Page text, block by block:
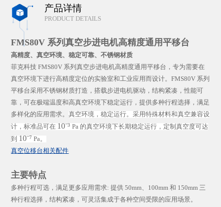
 产品详情
PRODUCT DETAILS
FMS80V 系列真空步进电机高精度通用平移台
高精度、真空环境、稳定可靠、不锈钢材质
菲克科技 FMS80V 系列真空步进电机高精度通用平移台，专为需要在
真空环境下进行高精度定位的实验室和工业应用而设计。FMS80V 系列
平移台采用不锈钢材质打造，搭载步进电机驱动，结构紧凑，性能可
靠，可在极端温度和高真空环境下稳定运行，提供多种行程选择，满足
多样化的应用需求。真空环境，稳定运行。采用特殊材料和真空兼容设
计，标准品可在 10⁻³Pa 的真空环境下长期稳定运行 ，定制真空度可达
到 10⁻⁷ Pa。
真空位移台相关配件
主要特点
多种行程可选，满足更多应用需求: 提供 50mm、100mm 和 150mm 三
种行程选择，结构紧凑，可灵活集成于各种空间受限的应用场景。